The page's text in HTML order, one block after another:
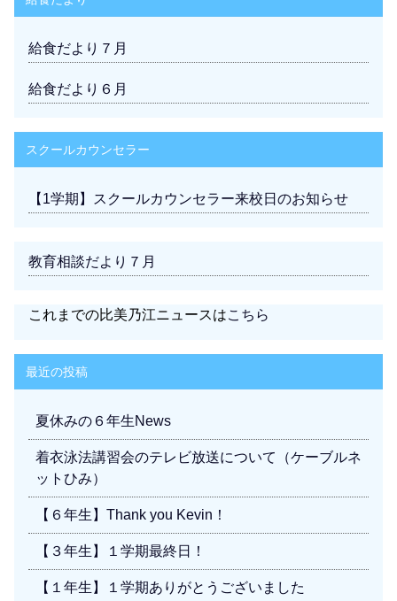
給食だより７月
給食だより６月
スクールカウンセラー
【1学期】スクールカウンセラー来校日のお知らせ
教育相談だより７月
これまでの比美乃江ニュースはこちら
最近の投稿
夏休みの６年生News
着衣泳法講習会のテレビ放送について（ケーブルネ
ットひみ）
【６年生】Thank you Kevin！
【３年生】１学期最終日！
【１年生】１学期ありがとうございました